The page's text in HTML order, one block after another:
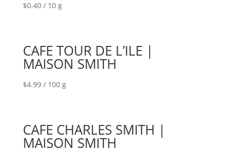
$0.40 / 10 g
CAFE TOUR DE L’ILE |
MAISON SMITH
$4.99 / 100 g
CAFE CHARLES SMITH |
MAISON SMITH